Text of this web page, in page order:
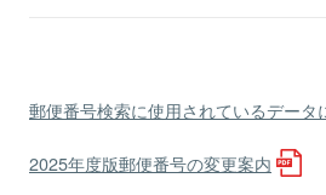
郵便番号検索に使用されているデータ
2025年度版郵便番号の変更案内